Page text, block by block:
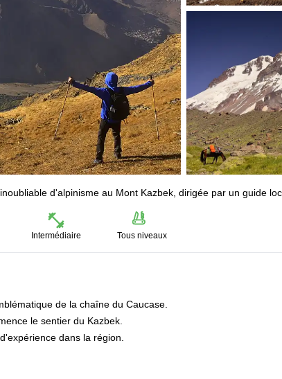
d'alpinisme au Mont Kazbek, dirigée par un guide
Intermédiaire Tous niveaux
de la chaîne du Caucase.
le sentier du Kazbek.
dans la région.